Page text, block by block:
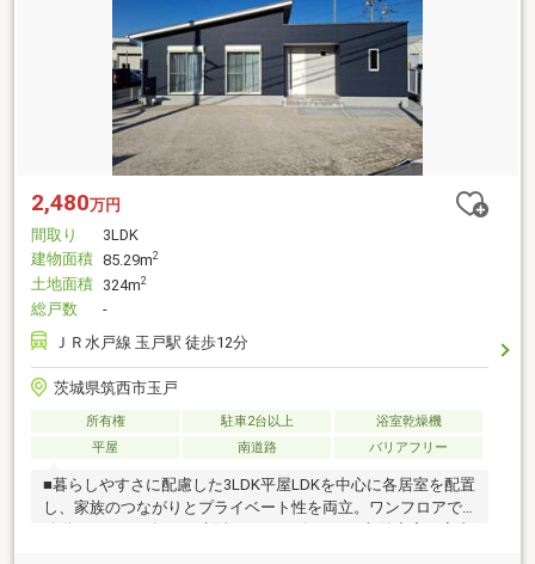
2,480万円
間取り
3LDK
建物面積 85.29m2
土地面積 324m2
総戸数
-
ＪＲ水戸線 玉戸駅 徒歩12分
茨城県筑西市玉戸
所有権 駐車2台以上
浴室乾燥機
平屋
南道路 バリアフリー
■暮らしやすさに配慮した3LDK平屋LDKを中心に各居室を配置
し、家族のつながりとプライベート性を両立。ワンフロアで